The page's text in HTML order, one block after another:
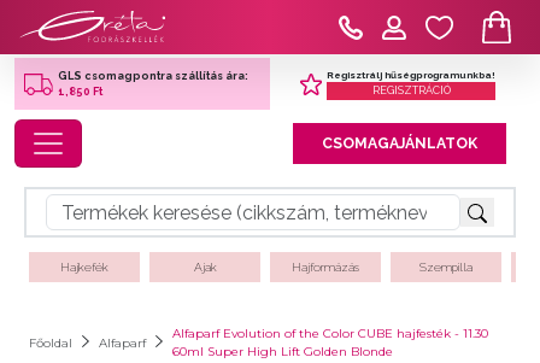
GLS csomagpontra szállítás ára:
1,850 Ft
Regisztrálj hűségprogramunkba!
REGISZTRÁCIÓ
Toggle navigation CSOMAGAJÁNLATOK
Hajkefék Ajak Hajformázás Szempilla
Főoldal Alfaparf
Alfaparf Evolution of the Color CUBE hajfesték - 11.30
60ml Super High Lift Golden Blonde